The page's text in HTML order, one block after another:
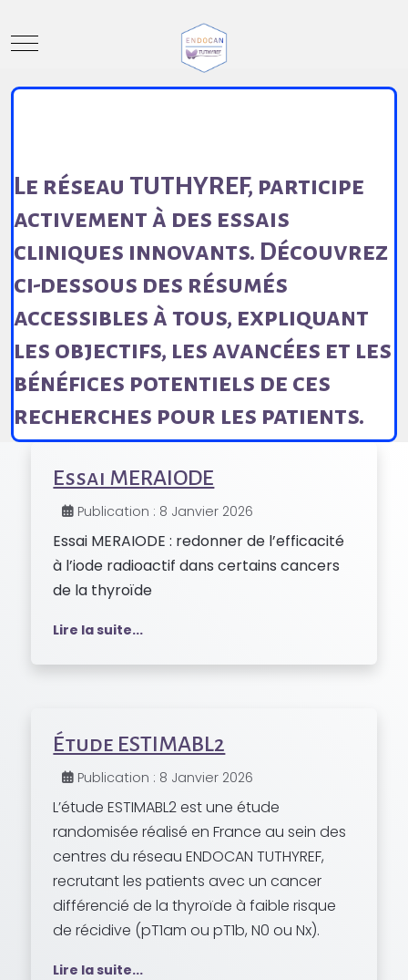
Mobile Menu Toggle
Le réseau TUTHYREF, participe
activement à des essais
cliniques innovants. Découvrez
ci-dessous des résumés
accessibles à tous, expliquant
les objectifs, les avancées et les
bénéfices potentiels de ces
recherches pour les patients.
Essai MERAIODE
Publication : 8 Janvier 2026
Essai MERAIODE : redonner de l’efficacité
à l’iode radioactif dans certains cancers
de la thyroïde
Lire la suite...
Étude ESTIMABL2
Publication : 8 Janvier 2026
L’étude ESTIMABL2 est une étude
randomisée réalisé en France au sein des
centres du réseau ENDOCAN TUTHYREF,
recrutant les patients avec un cancer
différencié de la thyroïde à faible risque
de récidive (pT1am ou pT1b, N0 ou Nx).
Lire la suite...